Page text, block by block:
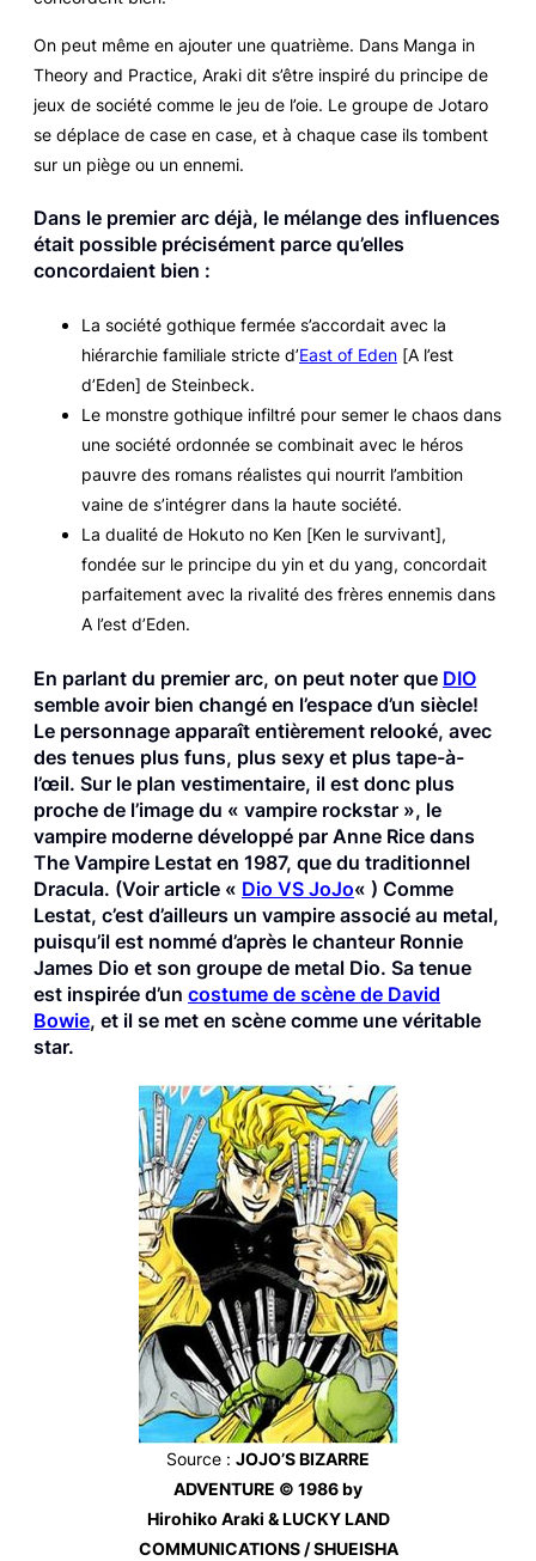
On peut même en ajouter une quatrième. Dans Manga in
Theory and Practice, Araki dit s’être inspiré du principe de
jeux de société comme le jeu de l’oie. Le groupe de Jotaro
se déplace de case en case, et à chaque case ils tombent
sur un piège ou un ennemi.
Dans le premier arc déjà, le mélange des influences
était possible précisément parce qu’elles
concordaient bien :
La société gothique fermée s’accordait avec la
hiérarchie familiale stricte d’East of Eden [A l’est
d’Eden] de Steinbeck.
Le monstre gothique infiltré pour semer le chaos dans
une société ordonnée se combinait avec le héros
pauvre des romans réalistes qui nourrit l’ambition
vaine de s’intégrer dans la haute société.
La dualité de Hokuto no Ken [Ken le survivant],
fondée sur le principe du yin et du yang, concordait
parfaitement avec la rivalité des frères ennemis dans
A l’est d’Eden.
En parlant du premier arc, on peut noter que DIO
semble avoir bien changé en l’espace d’un siècle!
Le personnage apparaît entièrement relooké, avec
des tenues plus funs, plus sexy et plus tape-à-
l’œil. Sur le plan vestimentaire, il est donc plus
proche de l’image du « vampire rockstar », le
vampire moderne développé par Anne Rice dans
The Vampire Lestat en 1987, que du traditionnel
Dracula. (Voir article « Dio VS JoJo« ) Comme
Lestat, c’est d’ailleurs un vampire associé au metal,
puisqu’il est nommé d’après le chanteur Ronnie
James Dio et son groupe de metal Dio. Sa tenue
est inspirée d’un costume de scène de David
Bowie, et il se met en scène comme une véritable
star.
Source : JOJO’S BIZARRE
ADVENTURE © 1986 by
Hirohiko Araki & LUCKY LAND
COMMUNICATIONS / SHUEISHA